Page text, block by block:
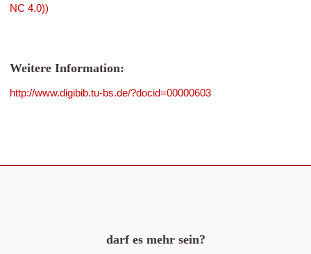
NC 4.0))
Weitere Information:
http://www.digibib.tu-bs.de/?docid=00000603
darf es mehr sein?